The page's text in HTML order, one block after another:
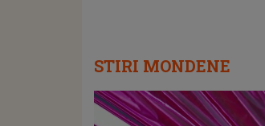
STIRI MONDENE